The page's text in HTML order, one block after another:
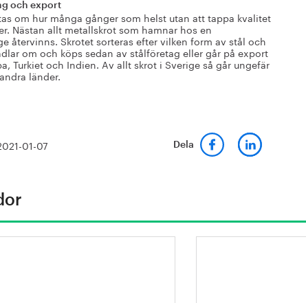
och export
om hur många gånger som helst utan att tappa kvalitet
Nästan allt metallskrot som hamnar hos en
återvinns. Skrotet sorteras efter vilken form av stål och
om och köps sedan av stålföretag eller går på export
Turkiet och Indien. Av allt skrot i Sverige så går ungefär
länder.
01-07 Dela